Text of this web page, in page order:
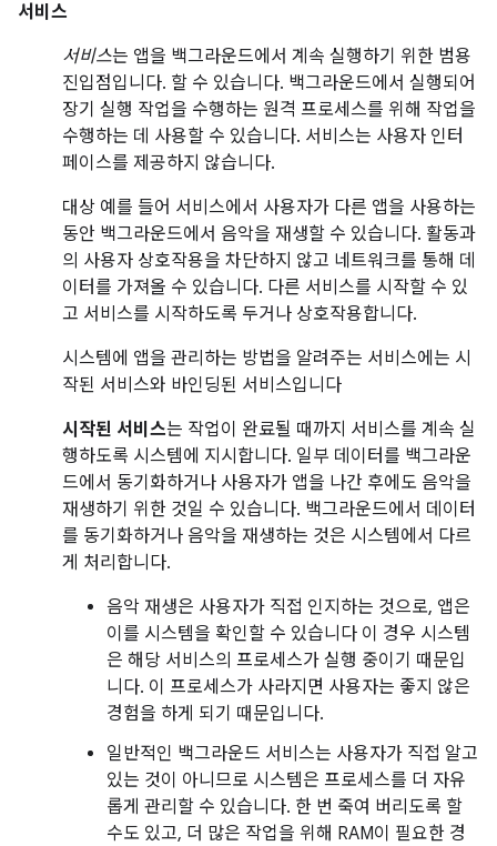
서비스
서비스는 앱을 백그라운드에서 계속 실행하기 위한 범용
진입점입니다. 할 수 있습니다. 백그라운드에서 실행되어
장기 실행 작업을 수행하는 원격 프로세스를 위해 작업을
수행하는 데 사용할 수 있습니다. 서비스는 사용자 인터
페이스를 제공하지 않습니다.
대상 예를 들어 서비스에서 사용자가 다른 앱을 사용하는
동안 백그라운드에서 음악을 재생할 수 있습니다. 활동과
의 사용자 상호작용을 차단하지 않고 네트워크를 통해 데
이터를 가져올 수 있습니다. 다른 서비스를 시작할 수 있
고 서비스를 시작하도록 두거나 상호작용합니다.
시스템에 앱을 관리하는 방법을 알려주는 서비스에는 시
작된 서비스와 바인딩된 서비스입니다
시작된 서비스는 작업이 완료될 때까지 서비스를 계속 실
행하도록 시스템에 지시합니다. 일부 데이터를 백그라운
드에서 동기화하거나 사용자가 앱을 나간 후에도 음악을
재생하기 위한 것일 수 있습니다. 백그라운드에서 데이터
를 동기화하거나 음악을 재생하는 것은 시스템에서 다르
게 처리합니다.
음악 재생은 사용자가 직접 인지하는 것으로, 앱은
이를 시스템을 확인할 수 있습니다 이 경우 시스템
은 해당 서비스의 프로세스가 실행 중이기 때문입
니다. 이 프로세스가 사라지면 사용자는 좋지 않은
경험을 하게 되기 때문입니다.
일반적인 백그라운드 서비스는 사용자가 직접 알고
있는 것이 아니므로 시스템은 프로세스를 더 자유
롭게 관리할 수 있습니다. 한 번 죽여 버리도록 할
수도 있고, 더 많은 작업을 위해 RAM이 필요한 경